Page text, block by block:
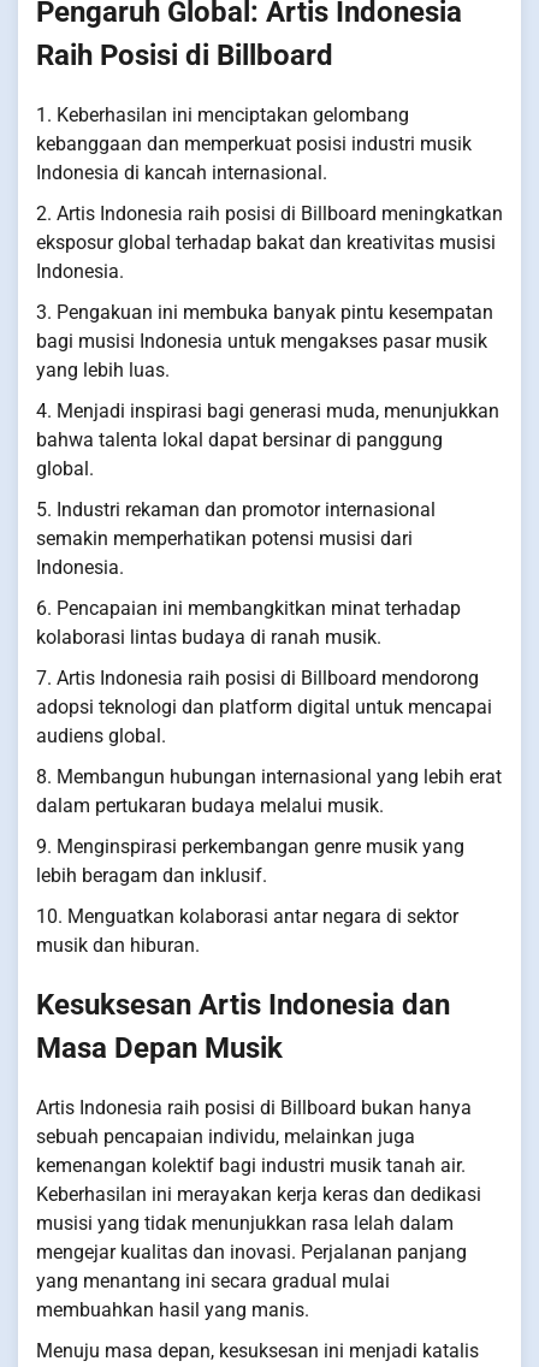
Pengaruh Global: Artis Indonesia
Raih Posisi di Billboard
1. Keberhasilan ini menciptakan gelombang
kebanggaan dan memperkuat posisi industri musik
Indonesia di kancah internasional.
2. Artis Indonesia raih posisi di Billboard meningkatkan
eksposur global terhadap bakat dan kreativitas musisi
Indonesia.
3. Pengakuan ini membuka banyak pintu kesempatan
bagi musisi Indonesia untuk mengakses pasar musik
yang lebih luas.
4. Menjadi inspirasi bagi generasi muda, menunjukkan
bahwa talenta lokal dapat bersinar di panggung
global.
5. Industri rekaman dan promotor internasional
semakin memperhatikan potensi musisi dari
Indonesia.
6. Pencapaian ini membangkitkan minat terhadap
kolaborasi lintas budaya di ranah musik.
7. Artis Indonesia raih posisi di Billboard mendorong
adopsi teknologi dan platform digital untuk mencapai
audiens global.
8. Membangun hubungan internasional yang lebih erat
dalam pertukaran budaya melalui musik.
9. Menginspirasi perkembangan genre musik yang
lebih beragam dan inklusif.
10. Menguatkan kolaborasi antar negara di sektor
musik dan hiburan.
Kesuksesan Artis Indonesia dan
Masa Depan Musik
Artis Indonesia raih posisi di Billboard bukan hanya
sebuah pencapaian individu, melainkan juga
kemenangan kolektif bagi industri musik tanah air.
Keberhasilan ini merayakan kerja keras dan dedikasi
musisi yang tidak menunjukkan rasa lelah dalam
mengejar kualitas dan inovasi. Perjalanan panjang
yang menantang ini secara gradual mulai
membuahkan hasil yang manis.
Menuju masa depan, kesuksesan ini menjadi katalis